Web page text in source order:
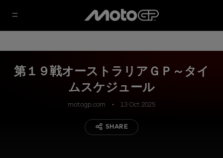
第１９戦オーストラリアＧＰ～タイ
ムスケジュール
motogp.com 13 Oct 2025
SHARE